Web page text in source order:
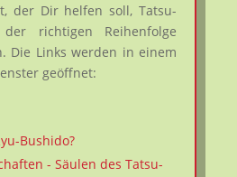
der Dir helfen soll, Tatsu-
richtigen Reihenfolge
Die Links werden in einem
geöffnet:
Bushido?
- Säulen des Tatsu-